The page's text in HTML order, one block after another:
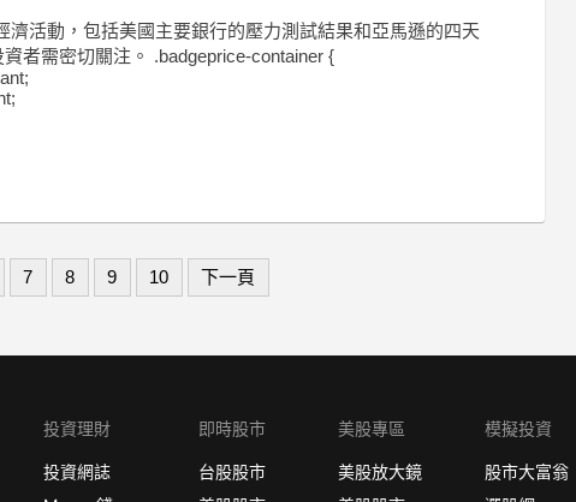
濟活動，包括美國主要銀行的壓力測試結果和亞馬遜的四天
者需密切關注。 .badgeprice-container {
7 8 9 10 下一頁
投資理財
投資網誌
即時股市
台股股市
美股專區
美股放大鏡
模擬投資
股市大富翁